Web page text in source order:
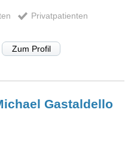
Privatpatienten
Zum Profil
Gastaldello